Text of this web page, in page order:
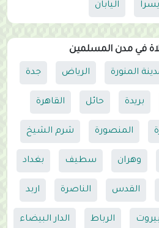
اليابان
في مدن المسلمين
المنورة الرياض جدة
بريدة حائل القاهرة
المنصورة شرم الشيخ
وهران سطيف بغداد
القدس الناصرة اربد
بيروت الرباط الدار البيضاء